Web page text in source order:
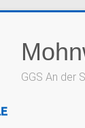
GGS An der